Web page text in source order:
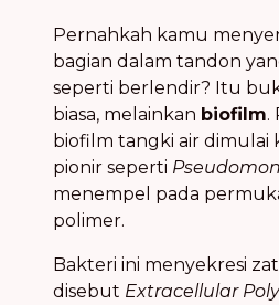
Pernahkah kamu
bagian dalam tandon
seperti berlendir? Itu
biasa, melainkan biofilm.
biofilm tangki air dimulai
pionir seperti
menempel pada
polimer.
Bakteri ini menyekresi
disebut Extracellular